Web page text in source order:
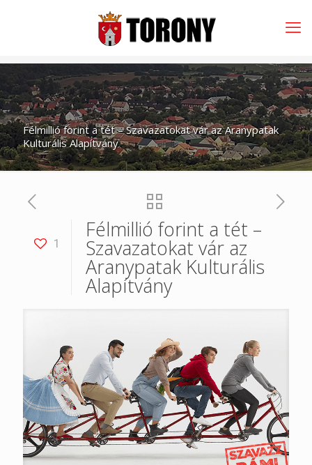
Félmillió forint a tét – Szavazatokat vár az Aranypatak
Kulturális Alapítvány
1
Félmillió forint a tét –
Szavazatokat vár az
Aranypatak Kulturális
Alapítvány